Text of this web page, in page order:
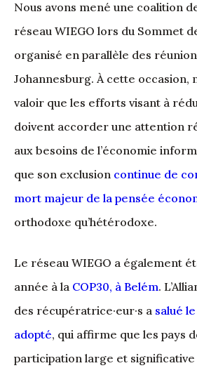
Nous avons mené une coalition
réseau WIEGO lors du Sommet
organisé en parallèle des
Johannesburg. À cette occasion,
valoir que les efforts visant à
doivent accorder une attention
aux besoins de l’économie
que son exclusion continue de
mort majeur de la pensée
orthodoxe qu’hétérodoxe.
Le réseau WIEGO a également
année à la COP30, à Belém.
des récupératrice·eur·s a salué
adopté, qui affirme que les pays
participation large et significative